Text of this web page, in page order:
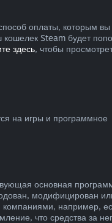
оплаты, которым вы
Steam будет
здесь, чтобы
на игры и программное
основная
модифицирован
компаниями, например,
что средства за